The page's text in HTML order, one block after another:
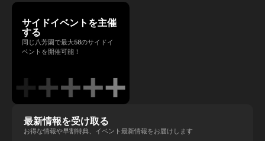
サイドイベントを主催
する
同じ八芳園で最大58のサイドイ
ベントを開催可能！
最新情報を受け取る
お得な情報や早割特典、イベント最新情報をお届けします